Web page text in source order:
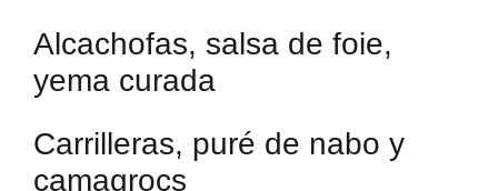
Alcachofas, salsa de foie,
yema curada
Carrilleras, puré de nabo y
camagrocs